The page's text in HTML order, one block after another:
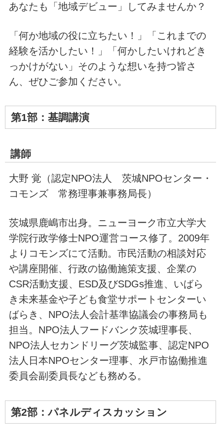
あなたも「地域デビュー」してみませんか？
「何か地域の役に立ちたい！」「これまでの
経験を活かしたい！」「何かしたいけれどき
っかけがない」そのような想いを持つ皆さ
ん、ぜひご参加ください。
第1部：基調講演
講師
大野 覚（認定NPO法人 茨城NPOセンター・
コモンズ 常務理事兼事務局長）
茨城県鹿嶋市出身。ニューヨーク市立大学大
学院行政学修士NPO運営コース修了。2009年
よりコモンズにて活動。市民活動の相談対応
や講座開催、行政の協働施策支援、企業の
CSR活動支援、ESD及びSDGs推進、いばら
き未来基金や子ども食堂サポートセンターい
ばらき、NPO法人会計基準協議会の事務局も
担当。NPO法人フードバンク茨城理事長、
NPO法人セカンドリーグ茨城監事、認定NPO
法人日本NPOセンター理事、水戸市協働推進
委員会副委員長なども務める。
第2部：パネルディスカッション